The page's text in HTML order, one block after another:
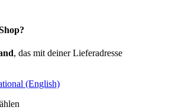
, das mit deiner Lieferadresse
(English)